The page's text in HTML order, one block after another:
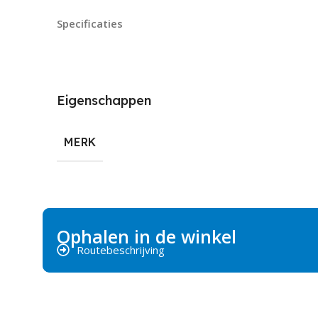
Specificaties
Eigenschappen
MERK
Ophalen in de winkel
Routebeschrijving